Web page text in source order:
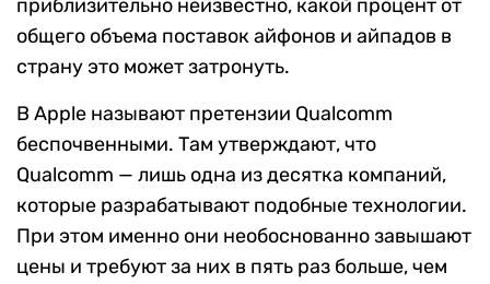
приблизительно неизвестно, какой процент от
общего объема поставок айфонов и айпадов в
страну это может затронуть.
В Apple называют претензии Qualcomm
беспочвенными. Там утверждают, что
Qualcomm — лишь одна из десятка компаний,
которые разрабатывают подобные технологии.
При этом именно они необоснованно завышают
цены и требуют за них в пять раз больше, чем